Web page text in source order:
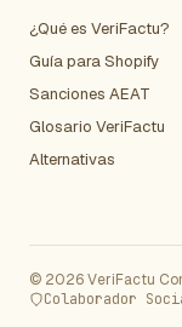
¿Qué es VeriFactu?
Guía para Shopify
Sanciones AEAT
Glosario VeriFactu
Alternativas
© 2026 VeriFactu
Colaborador